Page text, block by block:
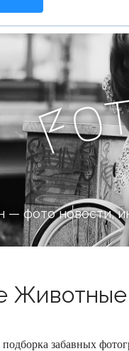
Fo
фото новости,
Животные
подборка забавных